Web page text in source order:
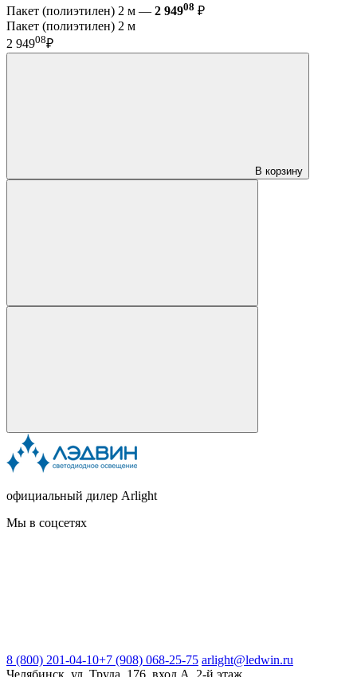
Пакет (полиэтилен) 2 м — 2 94908 ₽
Пакет (полиэтилен) 2 м
2 94908₽
В корзину
официальный дилер Arlight
Мы в соцсетях
8 (800) 201-04-10+7 (908) 068-25-75 arlight@ledwin.ru
Челябинск, ул. Труда, 176, вход А, 2-й этаж